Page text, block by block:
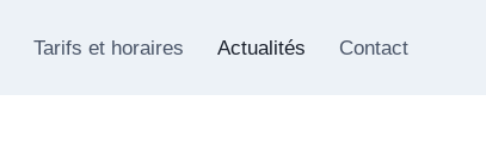
Tarifs et horaires Actualités Contact